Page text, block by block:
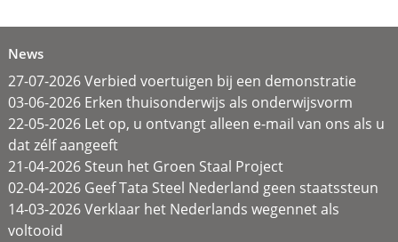
News
27-07-2026 Verbied voertuigen bij een demonstratie
03-06-2026 Erken thuisonderwijs als onderwijsvorm
22-05-2026 Let op, u ontvangt alleen e-mail van ons als u
dat zélf aangeeft
21-04-2026 Steun het Groen Staal Project
02-04-2026 Geef Tata Steel Nederland geen staatssteun
14-03-2026 Verklaar het Nederlands wegennet als
voltooid